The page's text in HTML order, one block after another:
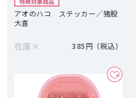
アオのハコ ステッカー／猪股
大喜
在庫 × 385円